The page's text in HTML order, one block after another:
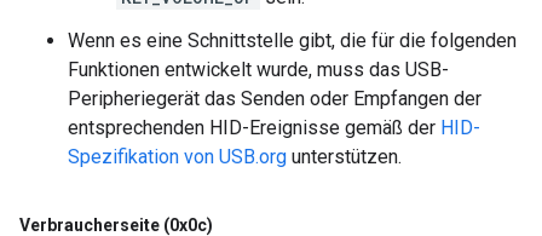
Wenn es eine Schnittstelle gibt, die für die folgenden
Funktionen entwickelt wurde, muss das USB-
Peripheriegerät das Senden oder Empfangen der
entsprechenden HID-Ereignisse gemäß der HID-
Spezifikation von USB.org unterstützen.
Verbraucherseite (0x0c)